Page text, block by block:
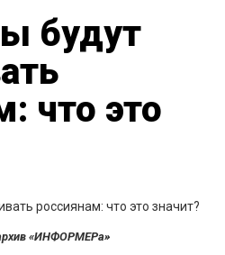
будут
что это
«ИНФОРМЕРа»